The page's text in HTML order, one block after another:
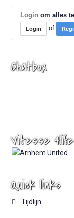
Login om alles
Login of
Chatbox
Vitesse
Quick links
Tijdlijn